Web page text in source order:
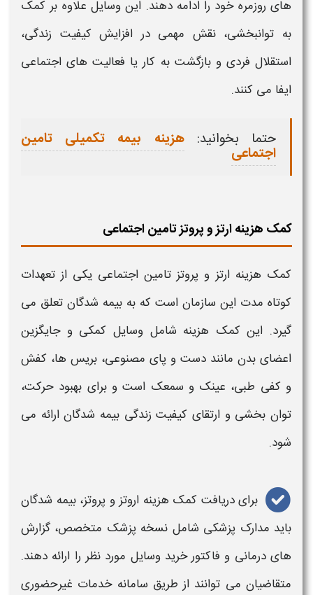
های روزمره خود را ادامه دهند. این وسایل علاوه بر کمک
به توانبخشی، نقش مهمی در افزایش کیفیت زندگی،
استقلال فردی و بازگشت به کار یا فعالیت‌ های اجتماعی
ایفا می‌ کنند.
حتما بخوانید:هزینه بیمه تکمیلی تامین
اجتماعی
کمک هزینه ارتز و پروتز تامین اجتماعی
کمک هزینه ارتز و پروتز تامین اجتماعی یکی از تعهدات
کوتاه‌ مدت این سازمان است که به بیمه‌ شدگان تعلق می‌
گیرد. این کمک هزینه شاملوسایل کمکیو جایگزین
اعضای بدن مانند دست و پای مصنوعی، بریس‌ ها، کفش
و کفی طبی، عینک و سمعک است و برای بهبود حرکت،
توان‌ بخشی و ارتقای کیفیت زندگی بیمه‌ شدگان ارائه می‌
شود.
برای دریافت کمک هزینه اروتز و پروتز، بیمه‌ شدگان
باید مدارک پزشکی شامل نسخه پزشک متخصص، گزارش‌
های درمانی و فاکتور خرید وسایل مورد نظر را ارائه دهند.
متقاضیان می‌ توانند از طریق سامانه خدمات غیرحضوری